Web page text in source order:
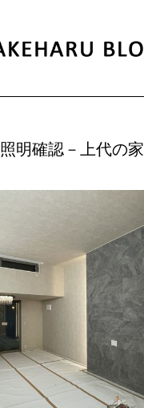
照明確認－上代の家